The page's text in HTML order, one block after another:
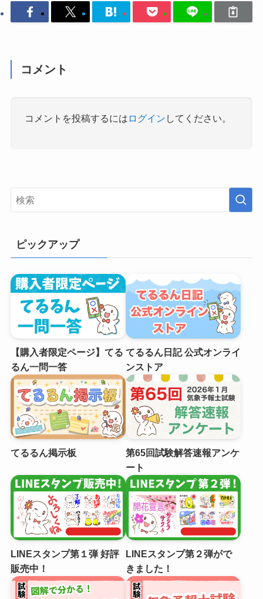
コメント
コメントを投稿するには ログイン してください。
ピックアップ
【購入者限定ページ】てる
るん一問一答
てるるん日記 公式オンライ
ンストア
てるるん掲示板
第65回試験解答速報アンケ
ート
LINEスタンプ第１弾 好評
販売中！
LINEスタンプ第２弾がで
きました！